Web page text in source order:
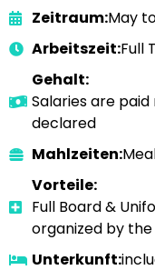
Zeitraum:May
Arbeitszeit:Full
Gehalt:
Salaries are
declared
Mahlzeiten:
Vorteile:
Full Board &
organized by
Unterkunft: